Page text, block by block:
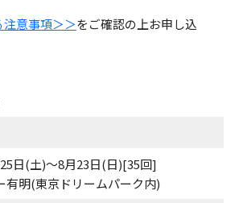
意事項＞＞をご確認の上お申し込
日(土)～8月23日(日)[35回]
有明(東京ドリームパーク内)